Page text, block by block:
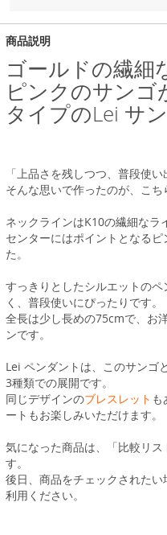
商品説明
ゴールドの繊細
ピンクのサン
タイプのLei サ
「上品さを残しつつ、普段使
そんな思いで作ったのが、こち
ネックラインはK10の繊細なラ
センターにはポイントとなる
た。
すっきりとしたシルエットの
く、普段使いにぴったりです。
全長は少し長めの75cmで、お
ンです。
Lei ペンダントは、このサンゴと
3種類での展開です。
同じデザインのブレスレット も
ートもお楽しみいただけます。
気になった商品は、「比較リ
す。
後日、商品をチェックされた
利用ください。